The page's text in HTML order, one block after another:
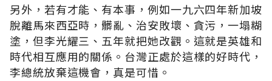
另外，若有才能、有本事，例如一九六四年新加坡
脫離馬來西亞時，髒亂、治安敗壞、貪污，一塌糊
塗，但李光耀三、五年就把她改觀。這就是英雄和
時代相互應用的關係。台灣正處於這樣的好時代，
李總統放棄這機會，真是可惜。